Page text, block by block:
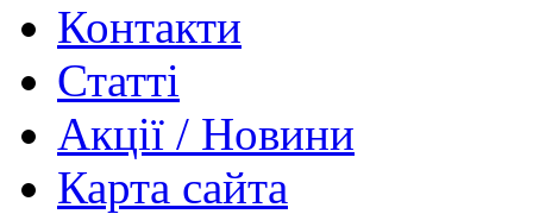
Контакти
Статті
Акції / Новини
Карта сайта